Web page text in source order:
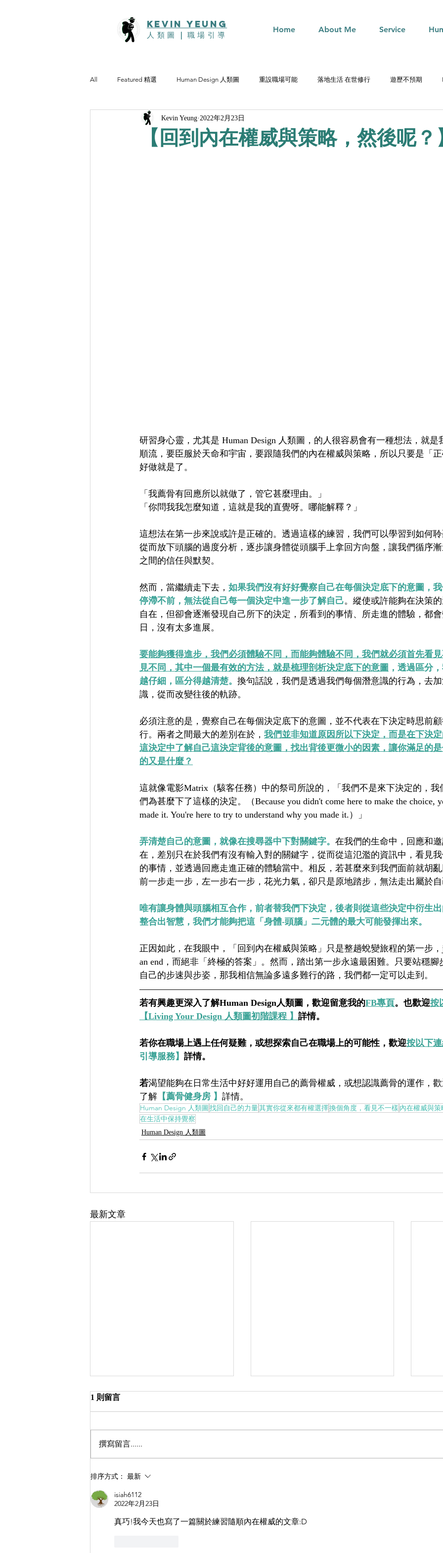
Home About Me Service
KEVIn YEUNG
人類圖 職場引導
All Featured 精選 Human Design 人類圖 重設職場可能 落地生活 在世修行 遊歷不預期
【回到內在權威與策略，然後呢？
Kevin Yeung 2022年2月23日
研習身心靈，尤其是 Human Design 人類圖，的人很容易會有一種想法，就是
順流，要臣服於天命和宇宙，要跟隨我們的內在權威與策略，所以只要是「
好做就是了。
「我薦骨有回應所以就做了，管它甚麼理由。」
「你問我我怎麼知道，這就是我的直覺呀。哪能解釋？」
這想法在第一步來說或許是正確的。透過這樣的練習，我們可以學習到如何
從而放下頭腦的過度分析，逐步讓身體從頭腦手上拿回方向盤，讓我們循序
之間的信任與默契。
然而，當繼續走下去， 如果我們沒有好好覺察自己在每個決定底下的意圖，
停滯不前，無法從自己每一個決定中進一步了解自己。縱使或許能夠在決策
自在，但卻會逐漸發現自己所下的決定，所看到的事情、所走進的體驗，都
日，沒有太多進展。
要能夠獲得進步，我們必須體驗不同，而能夠體驗不同，我們就必須首先看
見不同，其中一個最有效的方法，就是梳理剖析決定底下的意圖 ，透過區分
越仔細，區分得越清楚。 換句話說，我們是透過我們每個潛意識的行為，去
識，從而改變往後的軌跡。
必須注意的是，覺察自己在每個決定底下的意圖，並不代表在下決定時思前
行。兩者之間最大的差別在於， 我們並非知道原因所以下決定，而是在下決
這決定中了解自己這決定背後的意圖，找出背後更微小的因素，讓你滿足的
的又是什麼？
這就像電影Matrix（駭客任務）中的祭司所說的，「我們不是來下決定的，我
們為甚麼下了這樣的決定。（Because you didn't come here to make the choice,
made it. You're here to try to understand why you made it.）」
弄清楚自己的意圖，就像在搜尋器中下對關鍵字。 在我們的生命中，回應和
在，差別只在於我們有沒有輸入對的關鍵字，從而從這氾濫的資訊中，看見
的事情，並透過回應走進正確的體驗當中。 相反，若甚麼來到我們面前就胡
前一步走一步，左一步右一步，花光力氣，卻只是原地踏步，無法走出屬於
唯有讓身體與頭腦相互合作，前者替我們下決定，後者則從這些決定中衍生
整合出智慧，我們才能夠把這「身體-頭腦」二元體的最大可能發揮出來。
正因如此，在我眼中，「回到內在權威與策略」只是整趟蛻變旅程的第一步，
an end，而絕非「終極的答案」。然而，踏出第一步永遠最困難。只要站穩腳
自己的步速與步姿，那我相信無論多遠多難行的路，我們都一定可以走到。
若有興趣更深入了解Human Design人類圖，歡迎留意我的FB專頁。也歡迎按
【Living Your Design 人類圖初階課程 】 詳情。
若你在職場上遇上任何疑難，或想探索自己在職場上的可能性，歡迎按以下
引導服務】 詳情。
若渴望能夠在日常生活中好好運用自己的薦骨權威，或想認識薦骨的運作，
了解 【薦骨健身房 】 詳情。
Human Design 人類圖找回自己的力量其實你從來都有權選擇換個角度，看見不一樣 內在權威與策
在生活中保持覺察
Human Design 人類圖
最新文章
【內在權威與策略的三種使用
1 則留言
撰寫留言......
排序方式： 最新
isiah6112
2022年2月23日
真巧!我今天也寫了一篇關於練習隨順內在權威的文章:D